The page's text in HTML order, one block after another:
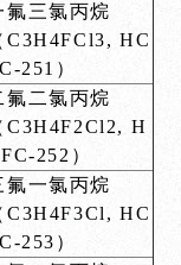
氟三氯丙烷
C3H4FCl3, HC
251）
氟二氯丙烷
C3H4F2Cl2, H
252）
氟一氯丙烷
C3H4F3Cl, HC
253）